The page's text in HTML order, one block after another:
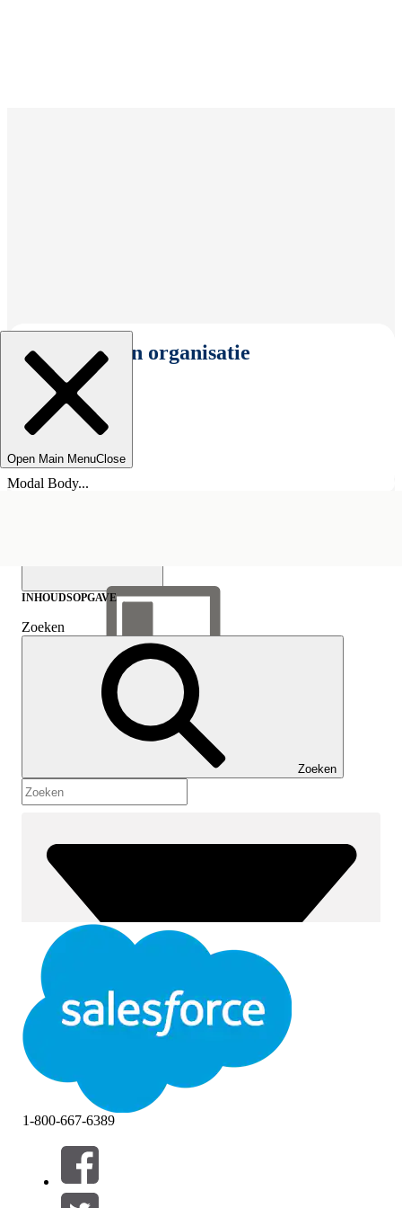
Selecteer een organisatie
Open Main MenuClose
Modal Body...
Inhoudsopgave
weergeven
Inhoudsopgave
INHOUDSOPGAVE
Zoeken
Zoeken
Filters (0)
FILTERS SELECTEREN
1-800-667-6389